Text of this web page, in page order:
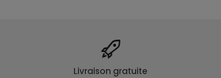
Livraison gratuite